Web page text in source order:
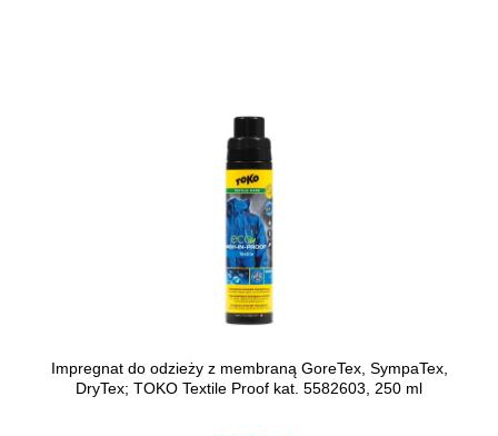
Impregnat do odzieży z membraną GoreTex, SympaTex,
DryTex; TOKO Textile Proof kat. 5582603, 250 ml